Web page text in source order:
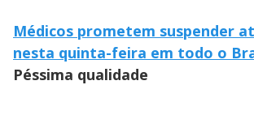
Médicos prometem suspender
nesta quinta-feira em todo o
Péssima qualidade